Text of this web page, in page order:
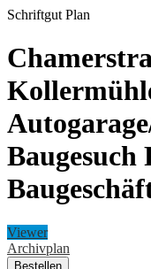
Schriftgut Plan
Viewer
Archivplan
Bestellen